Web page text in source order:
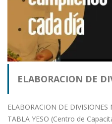
ELABORACION DE
ELABORACION DE
TABLA YESO (Centro de